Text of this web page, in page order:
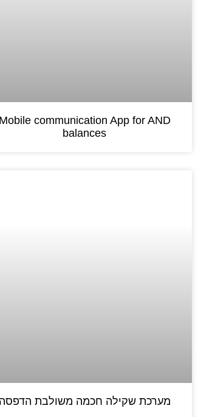
Mobile communication App for AND
balances
מערכת שקילה חכמה משולבת הדפסה